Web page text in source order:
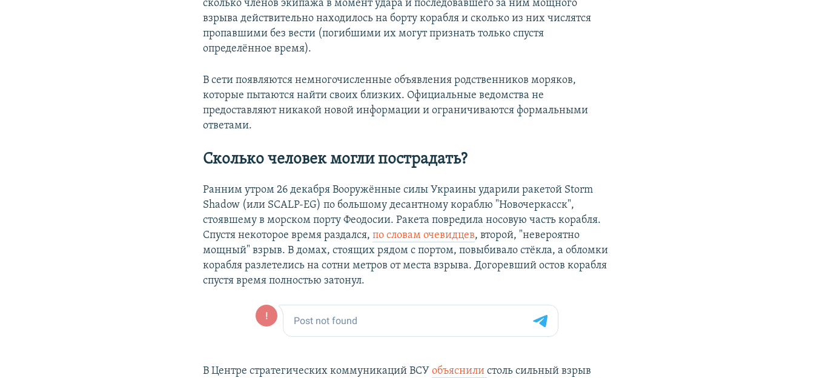
сколько членов экипажа в момент удара и последовавшего за ним мощного
взрыва действительно находилось на борту корабля и сколько из них числятся
пропавшими без вести (погибшими их могут признать только спустя
определённое время).
В сети появляются немногочисленные объявления родственников моряков,
которые пытаются найти своих близких. Официальные ведомства не
предоставляют никакой новой информации и ограничиваются формальными
ответами.
Сколько человек могли пострадать?
Ранним утром 26 декабря Вооружённые силы Украины ударили ракетой Storm
Shadow (или SCALP-EG) по большому десантному кораблю "Новочеркасск",
стоявшему в морском порту Феодосии. Ракета повредила носовую часть корабля.
Спустя некоторое время раздался,по словам очевидцев, второй, "невероятно
мощный" взрыв. В домах, стоящих рядом с портом, повыбивало стёкла, а обломки
корабля разлетелись на сотни метров от места взрыва. Догоревший остов корабля
спустя время полностью затонул.
В Центре стратегических коммуникаций ВСУобъяснилистоль сильный взрыв